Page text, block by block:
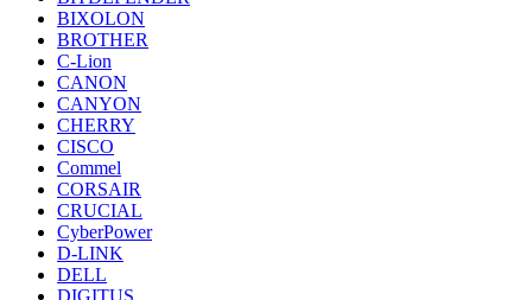
BIXOLON
BROTHER
C-Lion
CANON
CANYON
CHERRY
CISCO
Commel
CORSAIR
CRUCIAL
CyberPower
D-LINK
DELL
DIGITUS